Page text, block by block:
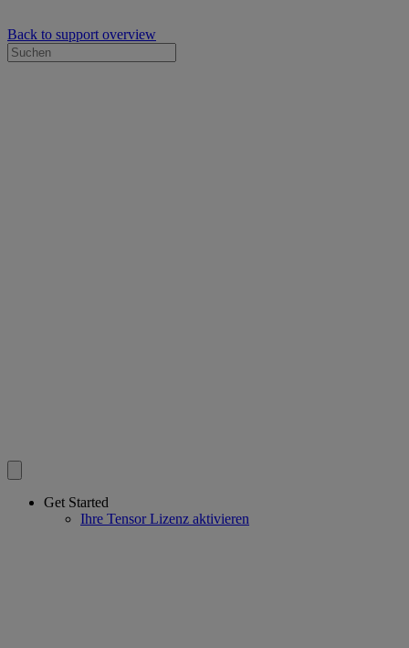
Back to support overview
Get Started
Ihre Tensor Lizenz aktivieren